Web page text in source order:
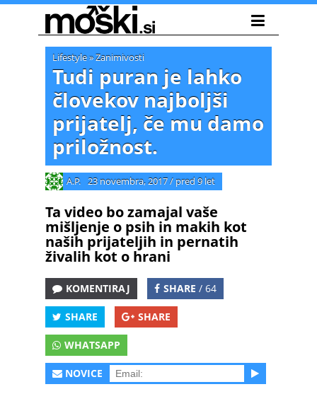
Lifestyle»Zanimivosti
Tudi puran je lahko
človekov najboljši
prijatelj, če mu damo
priložnost.
A.P. 23 novembra, 2017/ pred 9 let
Ta video bo zamajal vaše
mišljenje o psih in makih kot
naših prijateljih in pernatih
živalih kot o hrani
KOMENTIRAJ SHARE / 64
SHARE SHARE
WHATSAPP
NOVICE